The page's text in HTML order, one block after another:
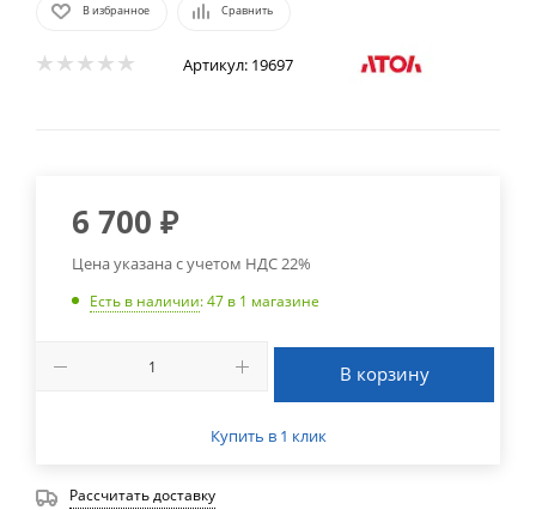
В избранное Сравнить
Артикул: 19697
6 700 ₽
Цена указана с учетом НДС 22%
Есть в наличии: 47 в 1 магазине
В корзину
Купить в 1 клик
Рассчитать доставку